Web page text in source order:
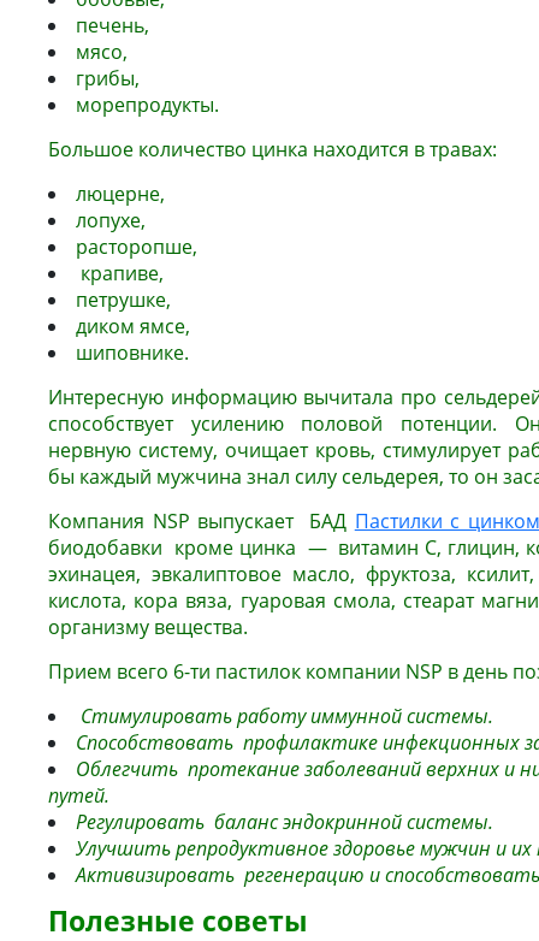
печень,
мясо,
грибы,
морепродукты.
Большое количество цинка находится в травах:
люцерне,
лопухе,
расторопше,
крапиве,
петрушке,
диком ямсе,
шиповнике.
Интересную информацию вычитала про
способствует усилению половой потенции.
нервную систему, очищает кровь, стимулирует
бы каждый мужчина знал силу сельдерея, то он
Компания NSP выпускает БАД Пастилки с цинком
биодобавки кроме цинка — витамин С, глицин,
эхинацея, эвкалиптовое масло, фруктоза,
кислота, кора вяза, гуаровая смола, стеарат
организму вещества.
Прием всего 6-ти пастилок компании NSP в день
Стимулировать работу иммунной системы.
Способствовать профилактике инфекционных
Облегчить протекание заболеваний верхних и
путей.
Регулировать баланс эндокринной системы.
Улучшить репродуктивное здоровье мужчин и их
Активизировать регенерацию и
Полезные советы